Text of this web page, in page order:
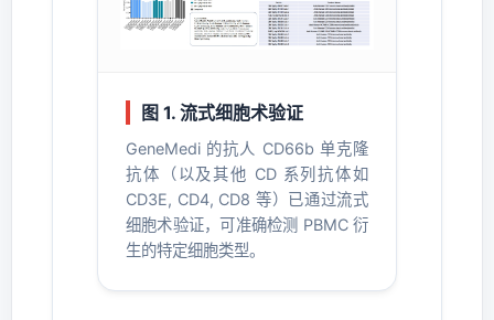
图 1. 流式细胞术验证
GeneMedi 的抗人 CD66b 单克隆
抗体（以及其他 CD 系列抗体如
CD3E, CD4, CD8 等）已通过流式
细胞术验证，可准确检测 PBMC 衍
生的特定细胞类型。